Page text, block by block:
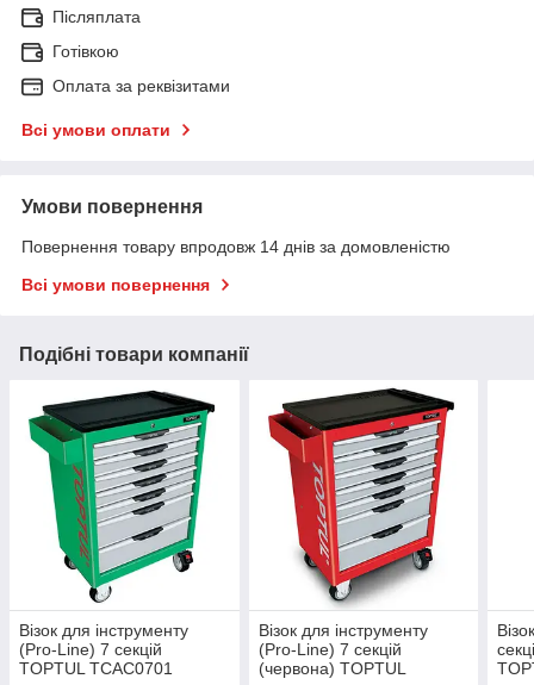
Післяплата
Готівкою
Оплата за реквізитами
Всі умови оплати
Умови повернення
Повернення товару впродовж 14 днів за домовленістю
Всі умови повернення
Подібні товари компанії
Візок для інструменту
(Pro-Line) 7 секцій
TOPTUL TCAC0701
Візок для інструменту
(Pro-Line) 7 секцій
(червона) TOPTUL